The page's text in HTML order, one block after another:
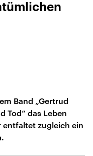
Band „Gertrud
Tod“ das Leben
entfaltet zugleich ein